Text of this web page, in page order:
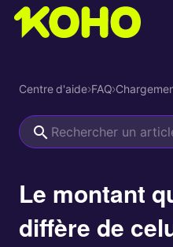
Centre d'aide›FAQ›
Le montant
diffère de